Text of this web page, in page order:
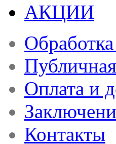
АКЦИИ
Оплата и
Контакты